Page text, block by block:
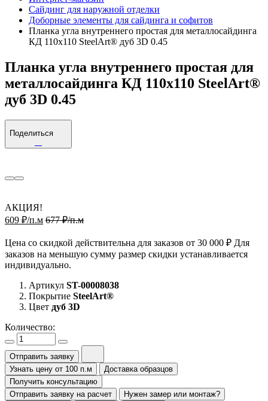
Сайдинг для наружной отделки
Доборные элементы для сайдинга и софитов
Планка угла внутреннего простая для металлосайдинга
КД 110х110 SteelArt® дуб 3D 0.45
Планка угла внутреннего простая для
металлосайдинга КД 110х110 SteelArt®
дуб 3D 0.45
Поделиться
АКЦИЯ!
609 ₽/п.м 677 ₽/п.м
Цена со скидкой действительна для заказов от 30 000 ₽ Для
заказов на меньшую сумму размер скидки устанавливается
индивидуально.
Артикул ST-00008038
Покрытие SteelArt®
Цвет дуб 3D
Количество:
Отправить заявку
Узнать цену от 100 п.м
Доставка образцов
Получить консультацию
Отправить заявку на расчет
Нужен замер или монтаж?